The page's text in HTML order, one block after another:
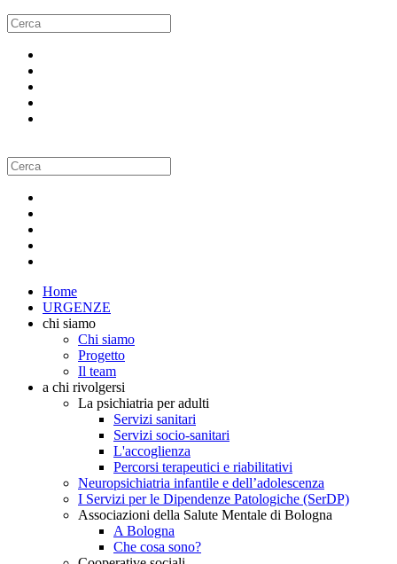
Home
URGENZE
chi siamo
Chi siamo
Progetto
Il team
a chi rivolgersi
La psichiatria per adulti
Servizi sanitari
Servizi socio-sanitari
L'accoglienza
Percorsi terapeutici e riabilitativi
Neuropsichiatria infantile e dell’adolescenza
I Servizi per le Dipendenze Patologiche (SerDP)
Associazioni della Salute Mentale di Bologna
A Bologna
Che cosa sono?